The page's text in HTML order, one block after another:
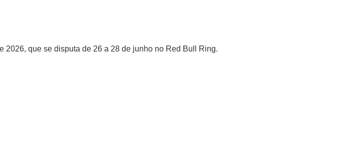
que se disputa de 26 a 28 de junho no Red Bull Ring.